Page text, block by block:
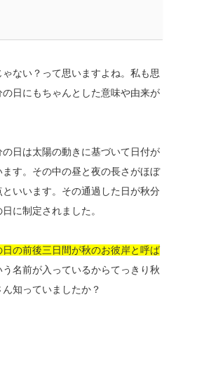
ない？って思いますよね。私も思
日にもちゃんとした意味や由来が
日は太陽の動きに基づいて日付が
す。その中の昼と夜の長さがほぼ
いいます。その通過した日が秋分
に制定されました。
の前後三日間が秋のお彼岸と呼ば
う名前が入っているからてっきり秋
知っていましたか？